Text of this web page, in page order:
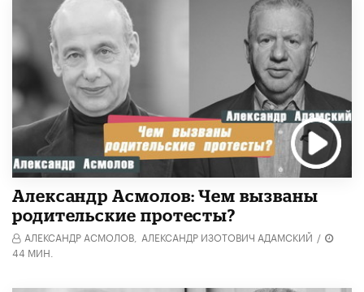
Александр Асмолов: Чем вызваны
родительские протесты?
АЛЕКСАНДР АСМОЛОВ, АЛЕКСАНДР ИЗОТОВИЧ АДАМСКИЙ /
44 МИН.